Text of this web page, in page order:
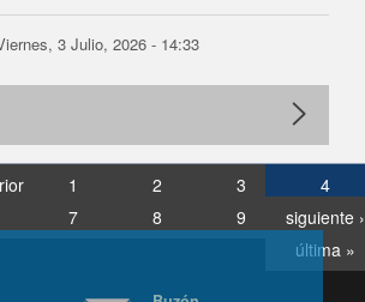
3 Julio, 2026 - 14:33
1 2 3
4
7 8 9
siguiente ›
última »